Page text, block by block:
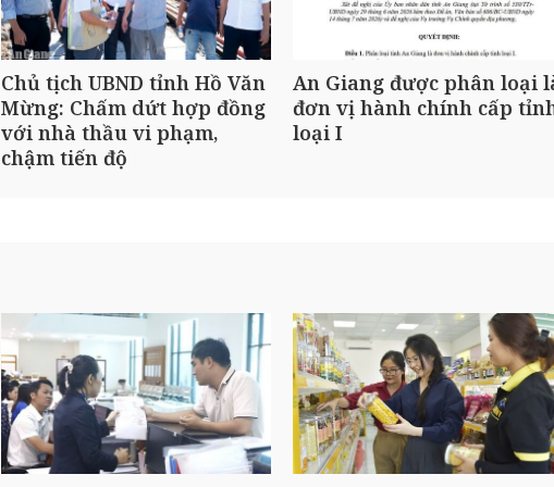
Chủ tịch UBND tỉnh Hồ Văn
Mừng: Chấm dứt hợp đồng
với nhà thầu vi phạm,
chậm tiến độ
An Giang được phân loại
đơn vị hành chính cấp
loại I